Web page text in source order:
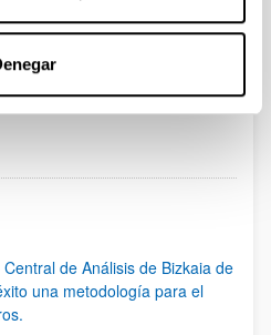
Páginas intermedias Use
de Análisis de Bizkaia de
una metodología para el